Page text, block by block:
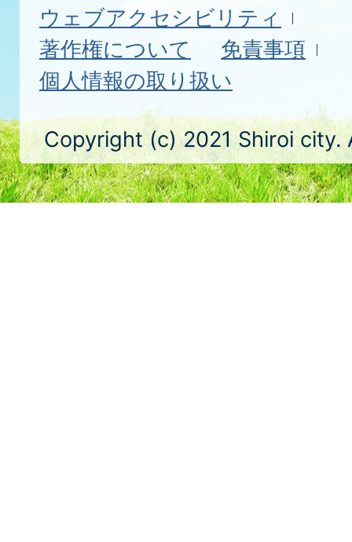
ウェブアクセシビリティ
著作権について
免責事項
個人情報の取り扱い
Copyright (c) 2021 Shiroi city.